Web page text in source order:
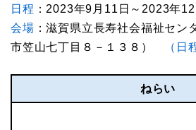
日程 ：2023年9月11日～2023年
会場 ：滋賀県立長寿社会福祉セン
市笠山七丁目８－１３８）
（日
ねらい